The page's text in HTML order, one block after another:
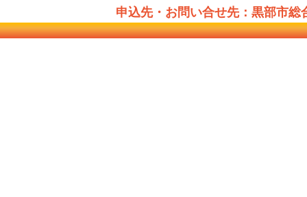
申込先・お問い合せ先：黒部市総